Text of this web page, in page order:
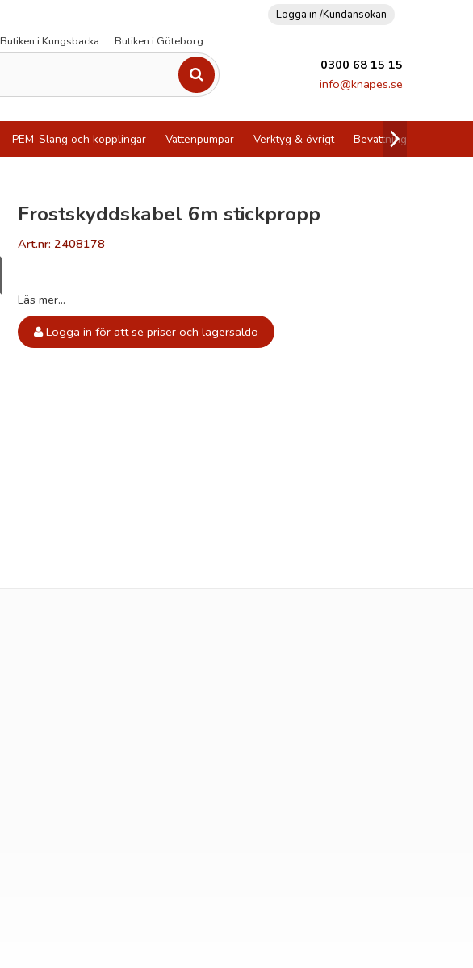
Logga in /Kundansökan
Butiken i Kungsbacka Butiken i Göteborg
0300 68 15 15
info@knapes.se
PEM-Slang och kopplingar Vattenpumpar Verktyg & övrigt Bevattning
Frostskyddskabel 6m stickpropp
Art.nr: 2408178
Läs mer...
Logga in för att se priser och lagersaldo